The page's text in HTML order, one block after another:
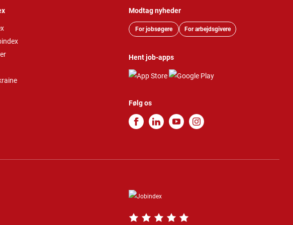
Modtag nyheder
For jobsøgere For arbejdsgivere
Hent job-apps
Følg os